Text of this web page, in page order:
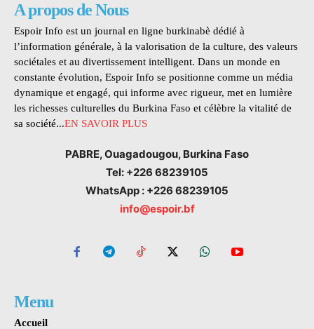
A propos de Nous
Espoir Info est un journal en ligne burkinabè dédié à
l’information générale, à la valorisation de la culture, des valeurs
sociétales et au divertissement intelligent. Dans un monde en
constante évolution, Espoir Info se positionne comme un média
dynamique et engagé, qui informe avec rigueur, met en lumière
les richesses culturelles du Burkina Faso et célèbre la vitalité de
sa société...EN SAVOIR PLUS
PABRE, Ouagadougou, Burkina Faso
Tel: +226 68239105
WhatsApp : +226 68239105
info@espoir.bf
Menu
Accueil